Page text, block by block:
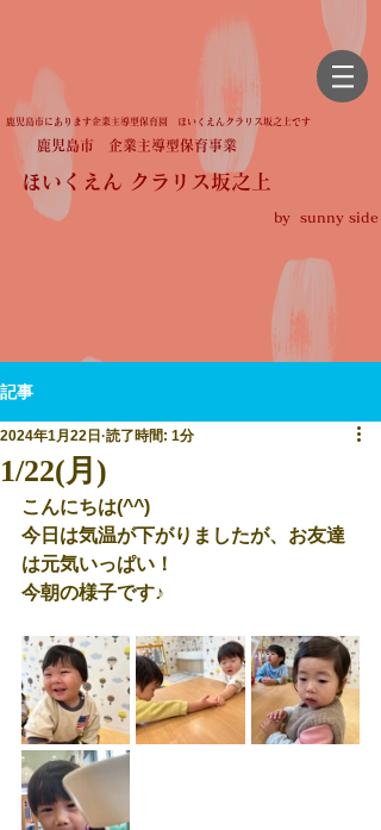
鹿児島市にあります企業主導型保育園 ほいくえんクラリス坂之上です
鹿児島市 企業主導型保育事業
ほいくえん クラリス坂之上
by sunny side
記事
1/22(月)
2024年1月22日 読了時間: 1分
こんにちは(^^)
今日は気温が下がりましたが、お友達
は元気いっぱい！
今朝の様子です♪